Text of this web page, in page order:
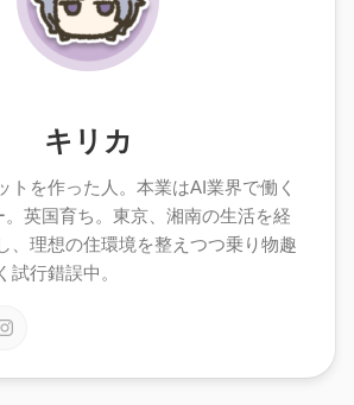
キリカ
トを作った人。本業はAI業界で働く
。英国育ち。東京、湘南の生活を経
、理想の住環境を整えつつ乗り物趣
試行錯誤中。